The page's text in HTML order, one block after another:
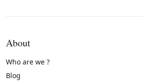
About
Who are we ?
Blog